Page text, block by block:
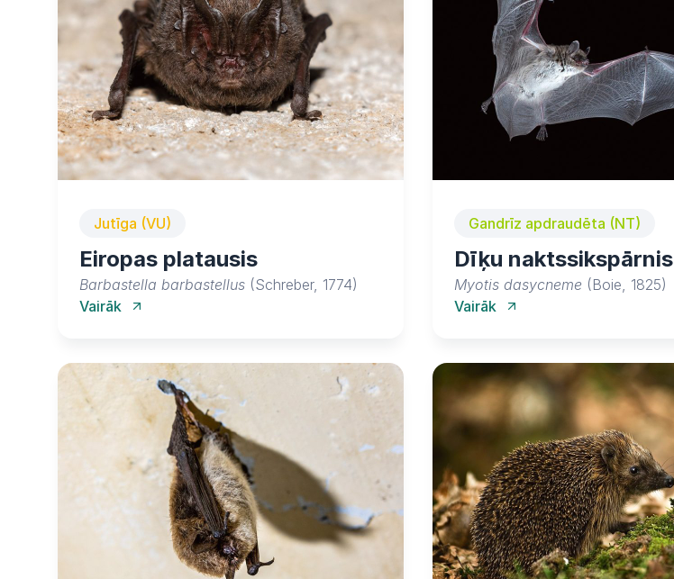
Jutīga (VU)
Eiropas platausis
Barbastella barbastellus (Schreber, 1774)
Vairāk
Gandrīz apdraudēta (NT)
Dīķu naktssikspārnis
Myotis dasycneme (Boie, 1825)
Vairāk